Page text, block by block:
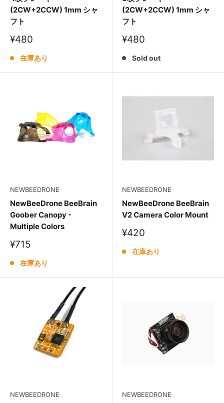
(2CW+2CCW) 1mm シャ
フト
販
価
¥480
在庫あり
(2CW+2CCW) 1mm シャ
フト
販
価
¥480
Sold out
NEWBEEDRONE
NewBeeDrone BeeBrain
Goober Canopy -
Multiple Colors
販
価
¥715
在庫あり
NEWBEEDRONE
NewBeeDrone BeeBrain
V2 Camera Color Mount
販
価
¥420
在庫あり
NEWBEEDRONE NEWBEEDRONE